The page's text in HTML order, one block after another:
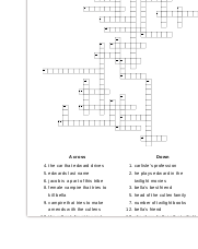
Across
the car that edward drives
edwards last name
jacob is a part of this tribe
female vampire that tries to
kill bella
vampire that tries to make
amends with the cullens
the cullen's favorite sport
Down
carlisle's profession
he plays edward in the
twilight movies
bella's best friend
head of the cullen family
number of twilight books
bella's friend
she plays bella in the twilight